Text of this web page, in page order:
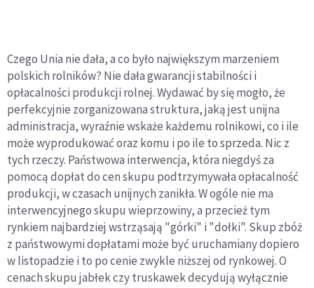
Czego Unia nie dała, a co było największym marzeniem
polskich rolników? Nie dała gwarancji stabilności i
opłacalności produkcji rolnej. Wydawać by się mogło, że
perfekcyjnie zorganizowana struktura, jaką jest unijna
administracja, wyraźnie wskaże każdemu rolnikowi, co i ile
może wyprodukować oraz komu i po ile to sprzeda. Nic z
tych rzeczy. Państwowa interwencja, która niegdyś za
pomocą dopłat do cen skupu podtrzymywała opłacalność
produkcji, w czasach unijnych zanikła. W ogóle nie ma
interwencyjnego skupu wieprzowiny, a przecież tym
rynkiem najbardziej wstrząsają "górki" i "dołki". Skup zbóż
z państwowymi dopłatami może być uruchamiany dopiero
w listopadzie i to po cenie zwykle niższej od rynkowej. O
cenach skupu jabłek czy truskawek decydują wyłącznie